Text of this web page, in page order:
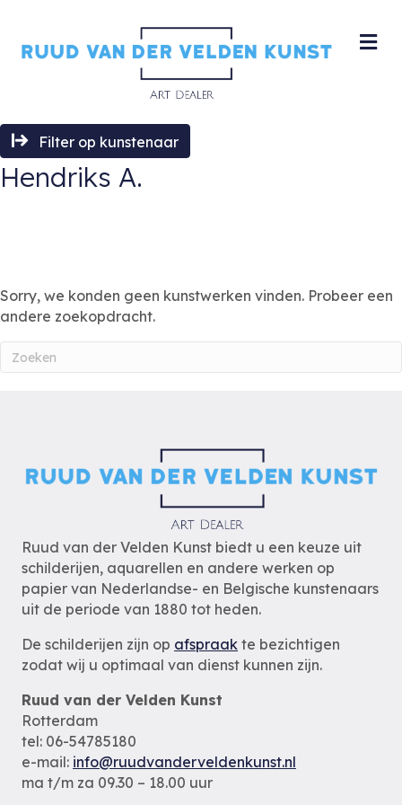
Filter op kunstenaar
Hendriks A.
Sorry, we konden geen kunstwerken vinden. Probeer een
andere zoekopdracht.
Ruud van der Velden Kunst biedt u een keuze uit
schilderijen, aquarellen en andere werken op
papier van Nederlandse- en Belgische kunstenaars
uit de periode van 1880 tot heden.
De schilderijen zijn op afspraak te bezichtigen
zodat wij u optimaal van dienst kunnen zijn.
Ruud van der Velden Kunst
Rotterdam
tel: 06-54785180
e-mail: info@ruudvanderveldenkunst.nl
ma t/m za 09.30 – 18.00 uur